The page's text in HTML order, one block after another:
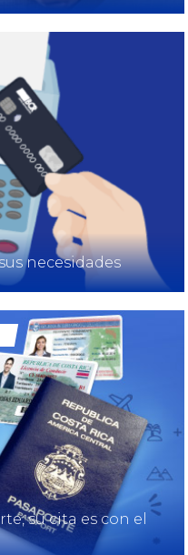
necesidades
su cita es con el